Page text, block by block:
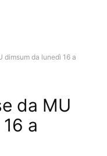
dimsum da lunedì 16 a
da MU
a